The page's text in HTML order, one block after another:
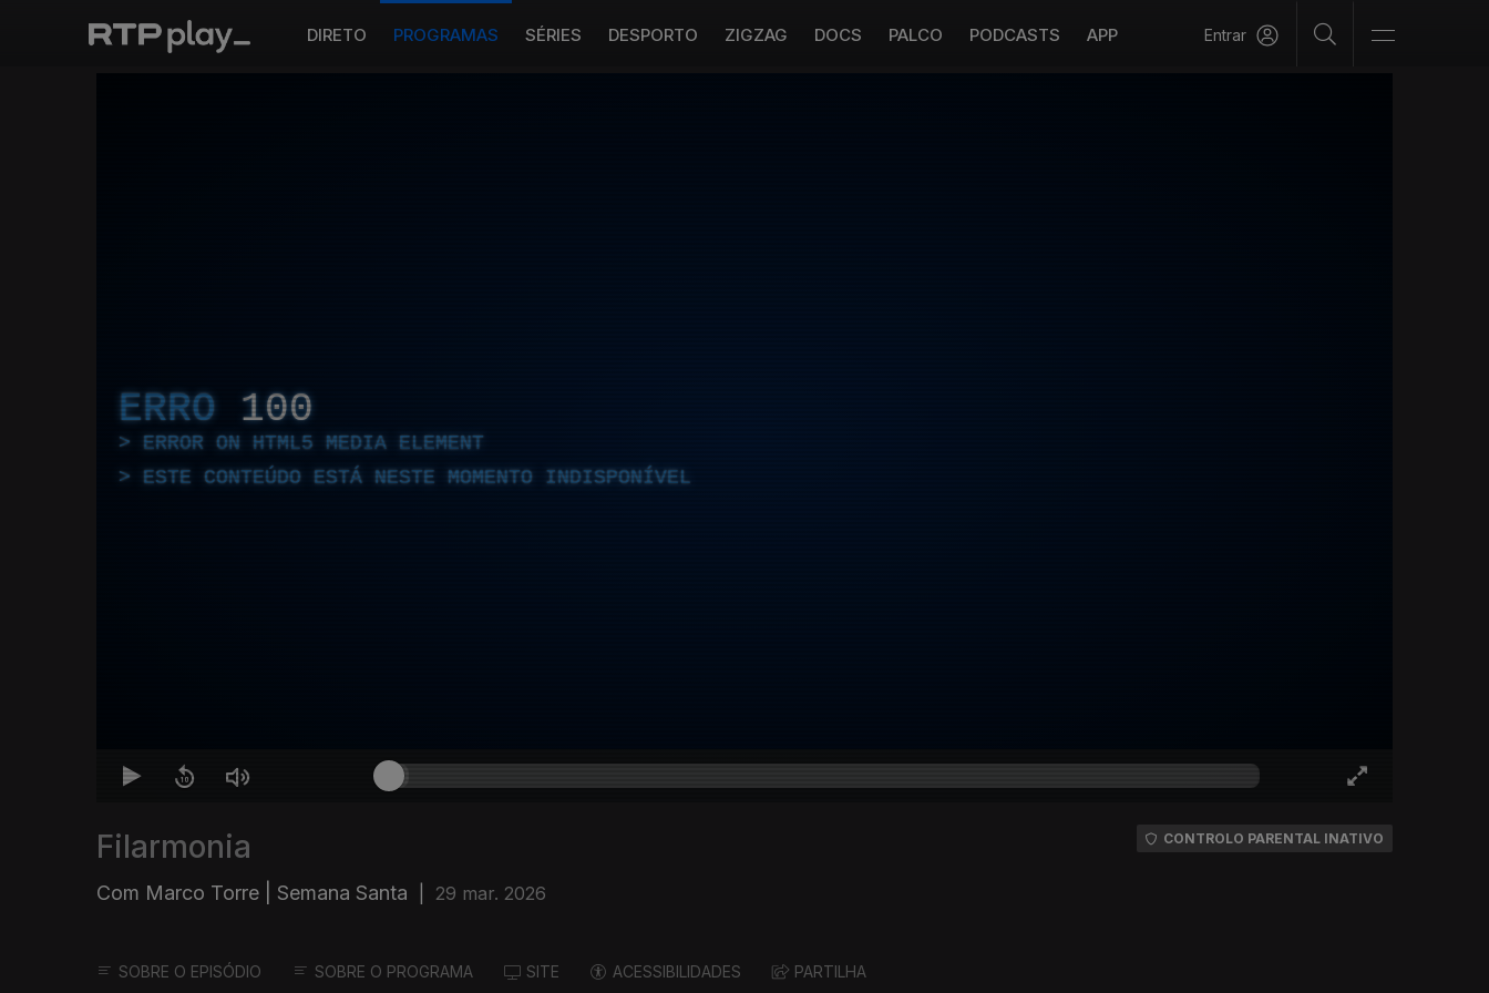
DIRETO PROGRAMAS SÉRIES DESPORTO ZIGZAG DOCS PALCO PODCASTS APP Entrar
ERRO 100
ERROR ON HTML5 MEDIA ELEMENT
ESTE CONTEÚDO ESTÁ NESTE MOMENTO INDISPONÍVEL
Filarmonia
Com Marco Torre | Semana Santa 29 mar. 2026
CONTROLO PARENTAL INATIVO
SOBRE O EPISÓDIO SOBRE O PROGRAMA SITE ACESSIBILIDADES PARTILHA